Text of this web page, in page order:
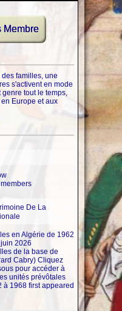
Membre
familles, une
s'activent en mode
tout le temps,
Europe et aux
De La
en Algérie de 1962
2026
de la base de
Cabry) Cliquez
pour accéder à
unités prévôtales
à 1968 first appeared